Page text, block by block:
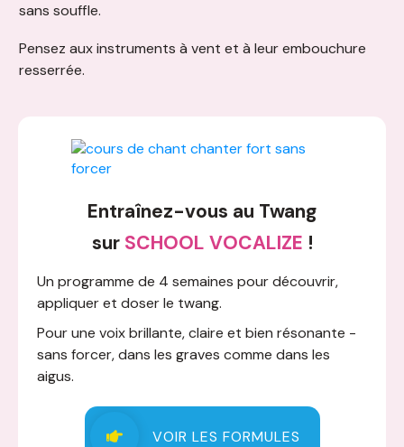
sans souffle.
Pensez aux instruments à vent et à leur embouchure
resserrée.
Entraînez-vous au Twang
sur SCHOOL VOCALIZE !
Un programme de 4 semaines pour découvrir,
appliquer et doser le twang.
Pour une voix brillante, claire et bien résonante -
sans forcer, dans les graves comme dans les
aigus.
VOIR LES FORMULES